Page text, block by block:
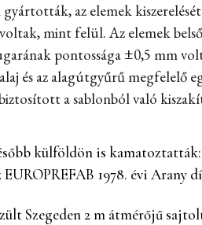
az elemek
mint felül. Az elemek
pontossága ±0,5 mm
és az alagútgyűrű megfelelő
a sablonból való
külföldön is
1978. évi Arany
Szegeden 2 m átmérőjű